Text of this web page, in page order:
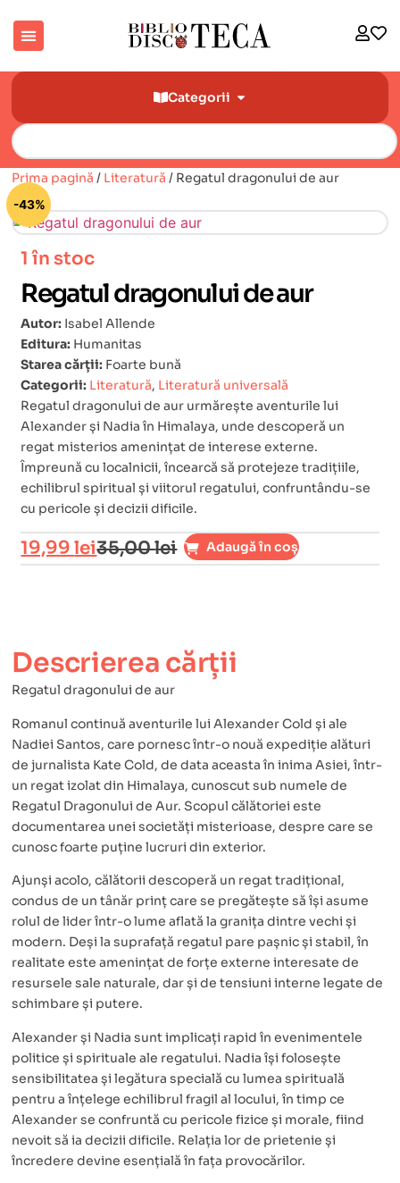
Categorii
Prima pagină / Literatură / Regatul dragonului de aur
-43%
🔍
1 în stoc
Regatul dragonului de aur
Autor: Isabel Allende
Editura: Humanitas
Starea cărții: Foarte bună
Categorii: Literatură, Literatură universală
Regatul dragonului de aur urmărește aventurile lui
Alexander și Nadia în Himalaya, unde descoperă un
regat misterios amenințat de interese externe.
Împreună cu localnicii, încearcă să protejeze tradițiile,
echilibrul spiritual și viitorul regatului, confruntându-se
cu pericole și decizii dificile.
35,00lei
19,99lei Adaugă în coș
Descrierea cărții
Regatul dragonului de aur
Romanul continuă aventurile lui Alexander Cold și ale
Nadiei Santos, care pornesc într-o nouă expediție alături
de jurnalista Kate Cold, de data aceasta în inima Asiei, într-
un regat izolat din Himalaya, cunoscut sub numele de
Regatul Dragonului de Aur. Scopul călătoriei este
documentarea unei societăți misterioase, despre care se
cunosc foarte puține lucruri din exterior.
Ajunși acolo, călătorii descoperă un regat tradițional,
condus de un tânăr prinț care se pregătește să își asume
rolul de lider într-o lume aflată la granița dintre vechi și
modern. Deși la suprafață regatul pare pașnic și stabil, în
realitate este amenințat de forțe externe interesate de
resursele sale naturale, dar și de tensiuni interne legate de
schimbare și putere.
Alexander și Nadia sunt implicați rapid în evenimentele
politice și spirituale ale regatului. Nadia își folosește
sensibilitatea și legătura specială cu lumea spirituală
pentru a înțelege echilibrul fragil al locului, în timp ce
Alexander se confruntă cu pericole fizice și morale, fiind
nevoit să ia decizii dificile. Relația lor de prietenie și
încredere devine esențială în fața provocărilor.